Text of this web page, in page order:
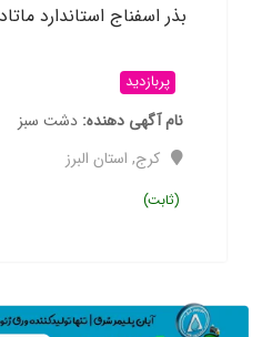
بذر اسفناج استاندارد
پربازدید
نام آگهی دهنده دشت سبز
کرج, استان البرز
(ثابت)